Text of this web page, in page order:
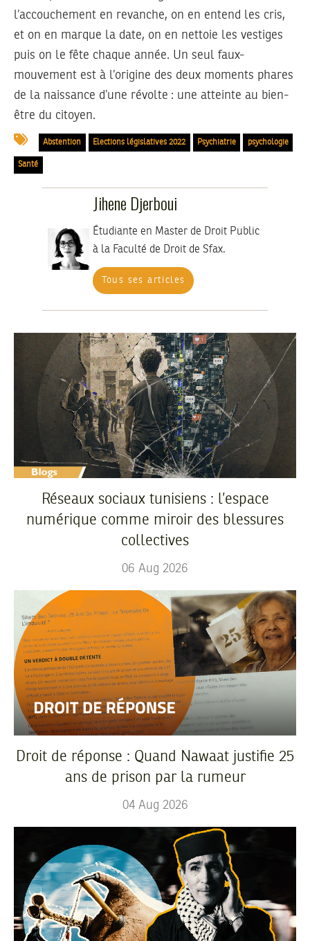
l’accouchement en revanche, on en entend les cris,
et on en marque la date, on en nettoie les vestiges
puis on le fête chaque année. Un seul faux-
mouvement est à l’origine des deux moments phares
de la naissance d’une révolte : une atteinte au bien-
être du citoyen.
Abstention Elections législatives 2022 Psychiatrie psychologie
Santé
Jihene Djerboui
Étudiante en Master de Droit Public
à la Faculté de Droit de Sfax.
Tous ses articles
Réseaux sociaux tunisiens : l’espace
numérique comme miroir des blessures
collectives
06 Aug 2026
Droit de réponse : Quand Nawaat justifie 25
ans de prison par la rumeur
04 Aug 2026